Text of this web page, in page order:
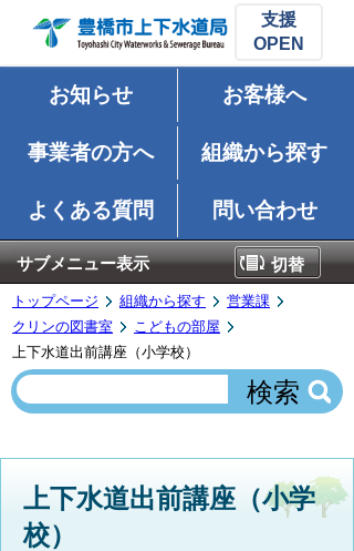
支援
お知らせ お客様へ
事業者の方へ 組織から探す
よくある質問 問い合わせ
サブメニュー表示 切替
トップページ 組織から探す
営業課
クリンの図書室
こどもの部屋
上下水道出前講座（小学校）
上下水道出前講座（小学
校）